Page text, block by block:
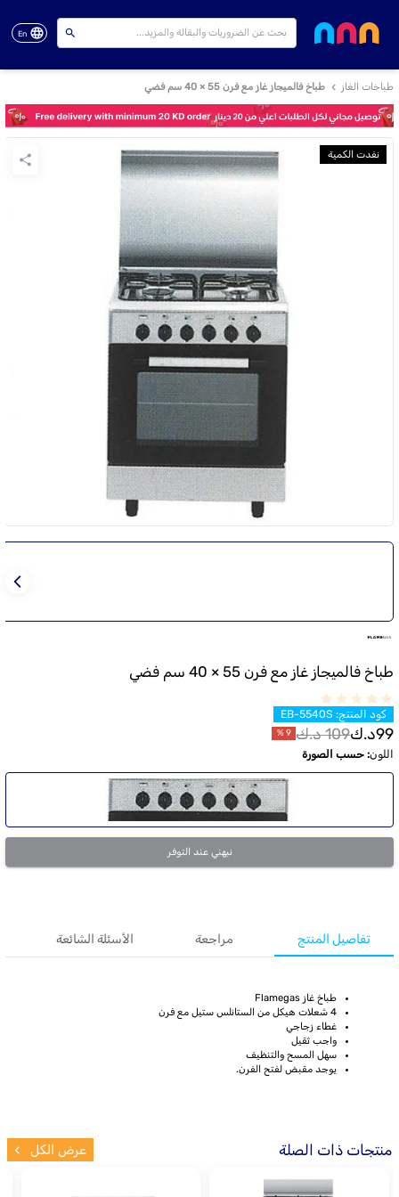
En
طباخات الغاز طباخ فالميجاز غاز مع فرن 55 × 40 سم فضي
نفدت الكمية
طباخ فالميجاز غاز مع فرن 55 × 40 سم فضي
كود المنتج:
EB-5540S
99د.ك109 د.ك 9
%
اللون: حسب الصورة
نبهني عند التوفر
تفاصيل المنتج مراجعة الأسئلة الشائعة
طباخ غاز Flamegas
4 شعلات هيكل من الستانلس ستيل مع فرن
غطاء زجاجي
واجب ثقيل
سهل المسح والتنظيف
يوجد مقبض لفتح الفرن.
منتجات ذات الصلة عرض الكل